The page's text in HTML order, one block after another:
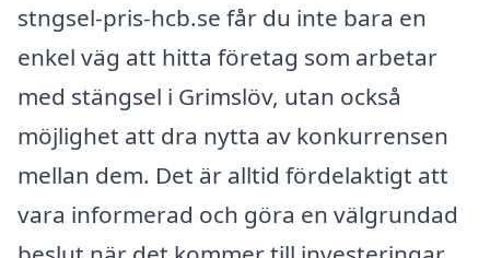
stngsel-pris-hcb.se får du inte bara en
enkel väg att hitta företag som arbetar
med stängsel i Grimslöv, utan också
möjlighet att dra nytta av konkurrensen
mellan dem. Det är alltid fördelaktigt att
vara informerad och göra en välgrundad